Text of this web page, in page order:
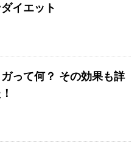
イエット
って何？ その効果も詳